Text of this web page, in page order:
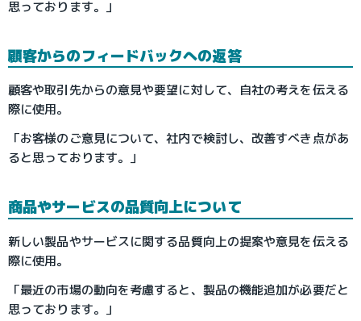
思っております。」
顧客からのフィードバックへの返答
顧客や取引先からの意見や要望に対して、自社の考えを伝える
際に使用。
「お客様のご意見について、社内で検討し、改善すべき点があ
ると思っております。」
商品やサービスの品質向上について
新しい製品やサービスに関する品質向上の提案や意見を伝える
際に使用。
「最近の市場の動向を考慮すると、製品の機能追加が必要だと
思っております。」